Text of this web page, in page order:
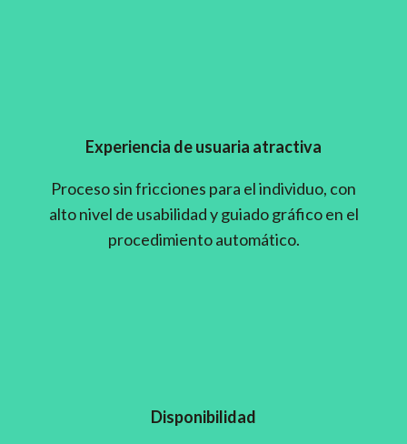
Experiencia de usuaria atractiva
Proceso sin fricciones para el individuo, con
alto nivel de usabilidad y guiado gráfico en el
procedimiento automático.
Disponibilidad